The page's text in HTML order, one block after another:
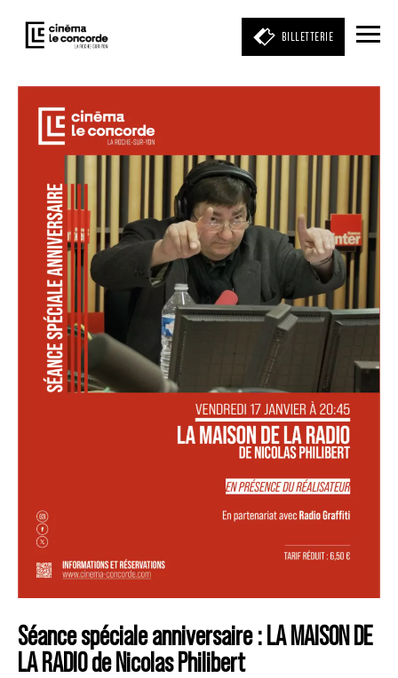
BILLETTERIE
Entrez votre mot clé
(film, réalisateur, acteur, événement)
Séance spéciale anniversaire : LA MAISON DE
LA RADIO de Nicolas Philibert